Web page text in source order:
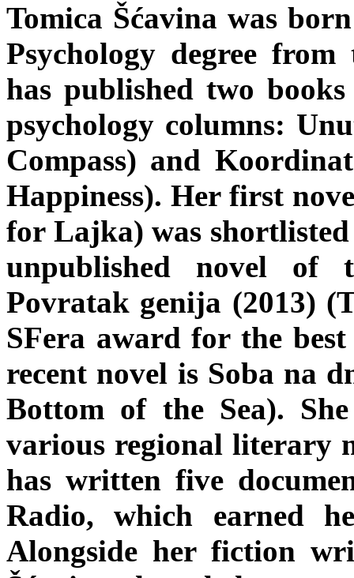
Tomica Šćavina was
Psychology degree
has published two
psychology columns:
Compass) and
Happiness). Her first
for Lajka) was
unpublished novel of
Povratak genija (2013)
SFera award for the
recent novel is Soba na
Bottom of the Sea).
various regional literary
has written five
Radio, which earned
Alongside her fiction